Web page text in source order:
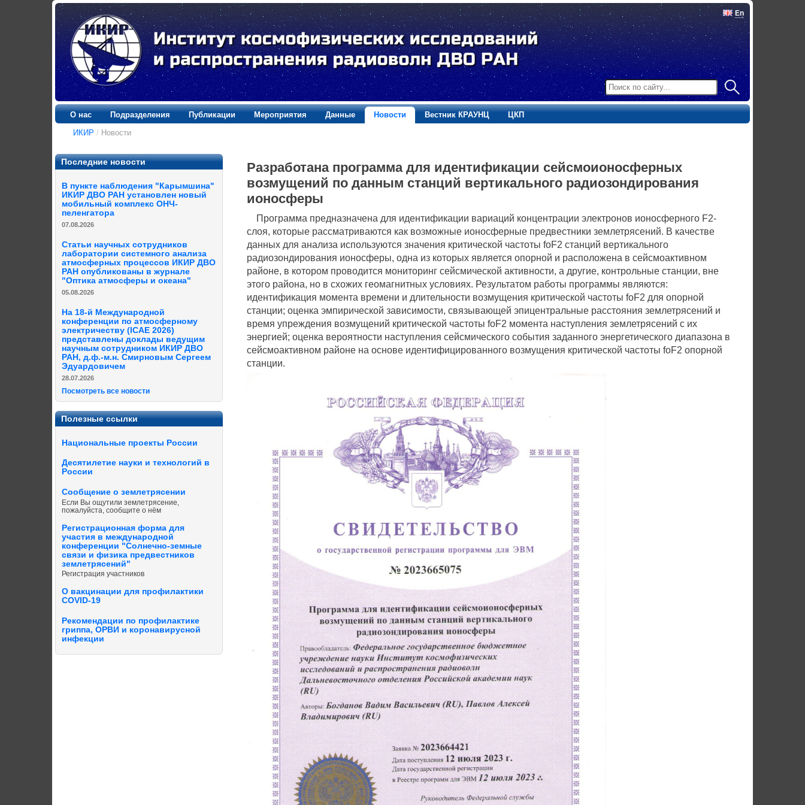
En
О нас Подразделения Публикации Мероприятия Данные Новости Вестник КРАУНЦ
ЦКП
ИКИР / Новости
Последние новости
В пункте наблюдения "Карымшина"
ИКИР ДВО РАН установлен новый
мобильный комплекс ОНЧ-
пеленгатора
07.08.2026
Статьи научных сотрудников
лаборатории системного анализа
атмосферных процессов ИКИР ДВО
РАН опубликованы в журнале
"Оптика атмосферы и океана"
05.08.2026
На 18-й Международной
конференции по атмосферному
электричеству (ICAE 2026)
представлены доклады ведущим
научным сотрудником ИКИР ДВО
РАН, д.ф.-м.н. Смирновым Сергеем
Эдуардовичем
28.07.2026
Посмотреть все новости
Полезные ссылки
Национальные проекты России
Десятилетие науки и технологий в
России
Сообщение о землетрясении
Если Вы ощутили землетрясение,
пожалуйста, сообщите о нём
Регистрационная форма для
участия в международной
конференции "Солнечно-земные
связи и физика предвестников
землетрясений"
Регистрация участников
О вакцинации для профилактики
COVID-19
Рекомендации по профилактике
гриппа, ОРВИ и коронавирусной
инфекции
Разработана программа для идентификации сейсмоионосферных
возмущений по данным станций вертикального радиозондирования
ионосферы
Программа предназначена для идентификации вариаций концентрации электронов ионосферного F2-
слоя, которые рассматриваются как возможные ионосферные предвестники землетрясений. В качестве
данных для анализа используются значения критической частоты foF2 станций вертикального
радиозондирования ионосферы, одна из которых является опорной и расположена в сейсмоактивном
районе, в котором проводится мониторинг сейсмической активности, а другие, контрольные станции, вне
этого района, но в схожих геомагнитных условиях. Результатом работы программы являются:
идентификация момента времени и длительности возмущения критической частоты foF2 для опорной
станции; оценка эмпирической зависимости, связывающей эпицентральные расстояния землетрясений и
время упреждения возмущений критической частоты foF2 момента наступления землетрясений с их
энергией; оценка вероятности наступления сейсмического события заданного энергетического диапазона в
сейсмоактивном районе на основе идентифицированного возмущения критической частоты foF2 опорной
станции.